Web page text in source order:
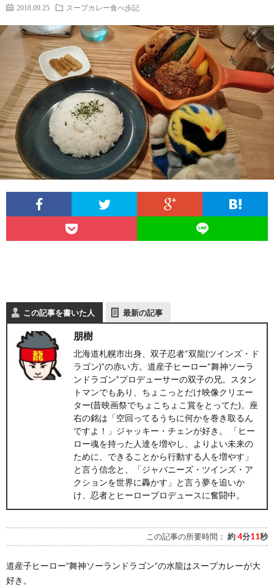
フ
ー
ル
ン
出
レ
ポ
ー
問
い
合
わ
フ
北
2018.09.25 スープカレー食べ歩記
この記事を書いた人 最新の記事
朋樹
北海道札幌市出身、双子忍者“双龍(ツインズ・ド
ラゴン)”の赤い方。道産子ヒーロー“舞神ソーラ
ンドラゴン”プロデューサーの双子の兄。スタン
トマンでもあり、ちょこっとだけ映像クリエー
ター(昔映画祭でちょこちょこ賞をとってた)。座
右の銘は「空回ってるうちに何かを巻き取るん
ですよ！」ジャッキー・チェンが好き。 「ヒー
ロー魂を持った人達を増やし、よりよい未来の
ために、できることから行動する人を増やす」
と言う信念と、「ジャパニーズ・ツインズ・ア
クションを世界に轟かす」と言う夢を追いか
け、忍者とヒーロープロデュースに奮闘中。
この記事の所要時間： 約4分11秒
道産子ヒーロー”舞神ソーランドラゴン”の水龍はスープカレーが大
好き。